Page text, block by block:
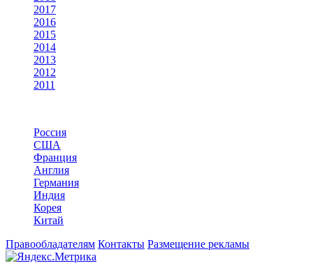
2017
2016
2015
2014
2013
2012
2011
Россия
США
Франция
Англия
Германия
Индия
Корея
Китай
Правообладателям Контакты Размещение рекламы